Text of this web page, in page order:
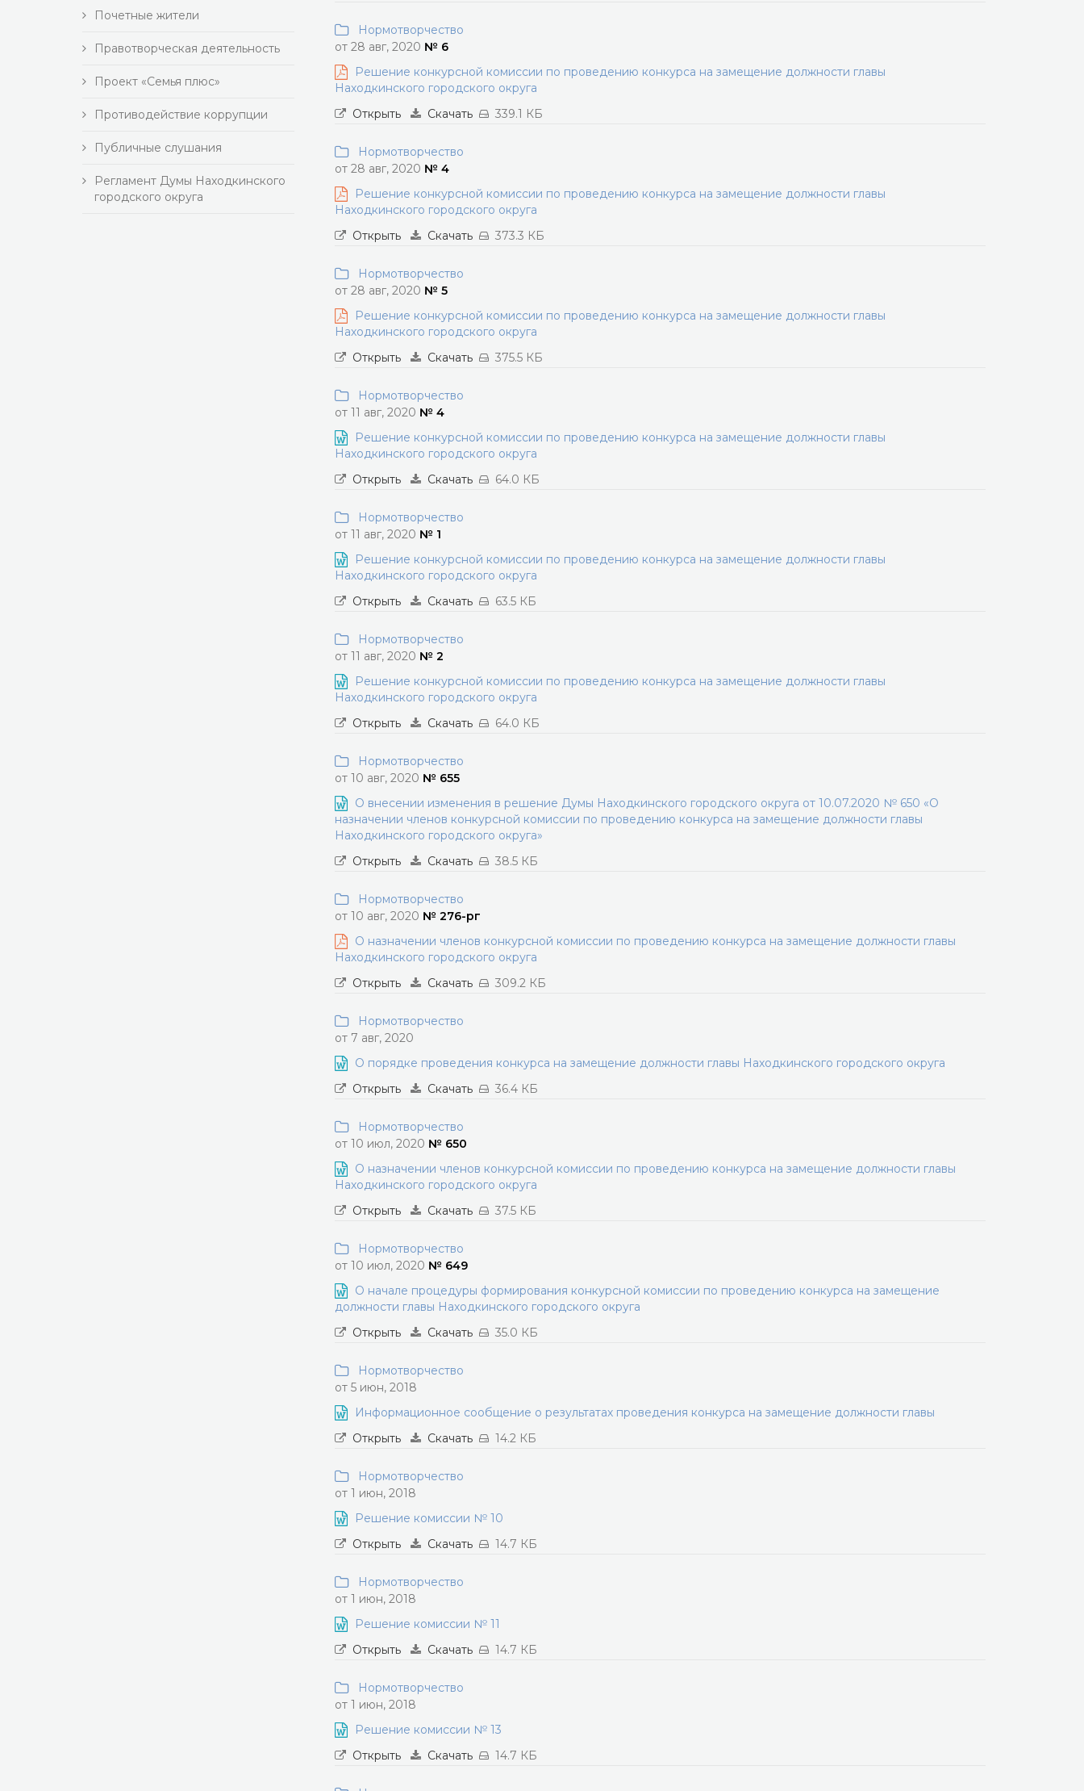
Почетные жители
Правотворческая деятельность
Проект «Семья плюс»
Противодействие коррупции
Публичные слушания
Регламент Думы Находкинского
городского округа
Нормотворчество
от 28 авг, 2020 № 6
Решение конкурсной комиссии по проведению конкурса на замещение должности главы
Находкинского городского округа
Открыть
Скачать 339.1 КБ
Нормотворчество
от 28 авг, 2020 № 4
Решение конкурсной комиссии по проведению конкурса на замещение должности главы
Находкинского городского округа
Открыть
Скачать 373.3 КБ
Нормотворчество
от 28 авг, 2020 № 5
Решение конкурсной комиссии по проведению конкурса на замещение должности главы
Находкинского городского округа
Открыть
Скачать 375.5 КБ
Нормотворчество
от 11 авг, 2020 № 4
Решение конкурсной комиссии по проведению конкурса на замещение должности главы
Находкинского городского округа
Открыть
Скачать 64.0 КБ
Нормотворчество
от 11 авг, 2020 № 1
Решение конкурсной комиссии по проведению конкурса на замещение должности главы
Находкинского городского округа
Открыть
Скачать 63.5 КБ
Нормотворчество
от 11 авг, 2020 № 2
Решение конкурсной комиссии по проведению конкурса на замещение должности главы
Находкинского городского округа
Открыть
Скачать 64.0 КБ
Нормотворчество
от 10 авг, 2020 № 655
О внесении изменения в решение Думы Находкинского городского округа от 10.07.2020 № 650 «О
назначении членов конкурсной комиссии по проведению конкурса на замещение должности главы
Находкинского городского округа»
Открыть
Скачать 38.5 КБ
Нормотворчество
от 10 авг, 2020 № 276-рг
О назначении членов конкурсной комиссии по проведению конкурса на замещение должности главы
Находкинского городского округа
Открыть
Скачать 309.2 КБ
Нормотворчество
от 7 авг, 2020
О порядке проведения конкурса на замещение должности главы Находкинского городского округа
Открыть
Скачать 36.4 КБ
Нормотворчество
от 10 июл, 2020 № 650
О назначении членов конкурсной комиссии по проведению конкурса на замещение должности главы
Находкинского городского округа
Открыть
Скачать 37.5 КБ
Нормотворчество
от 10 июл, 2020 № 649
О начале процедуры формирования конкурсной комиссии по проведению конкурса на замещение
должности главы Находкинского городского округа
Открыть
Скачать 35.0 КБ
Нормотворчество
от 5 июн, 2018
Информационное сообщение о результатах проведения конкурса на замещение должности главы
Открыть
Скачать 14.2 КБ
Нормотворчество
от 1 июн, 2018
Решение комиссии № 10
Открыть
Скачать 14.7 КБ
Нормотворчество
от 1 июн, 2018
Решение комиссии № 11
Открыть
Скачать 14.7 КБ
Нормотворчество
от 1 июн, 2018
Решение комиссии № 13
Открыть
Скачать 14.7 КБ